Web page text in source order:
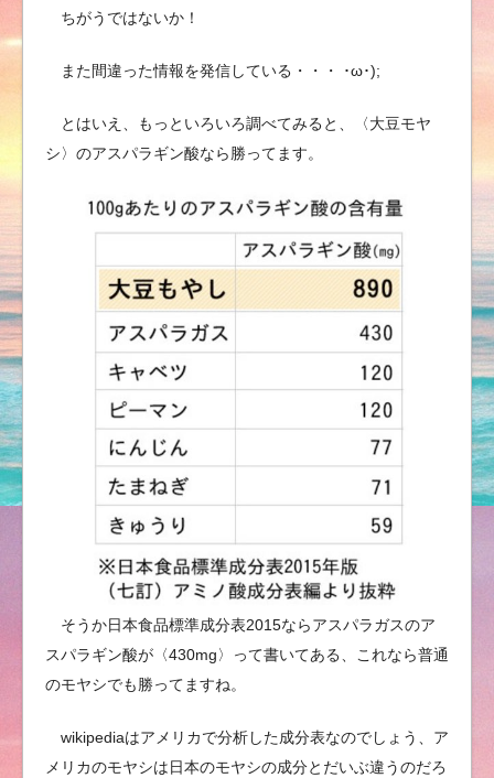
ちがうではないか！
また間違った情報を発信している・・・ ･ω･);
とはいえ、もっといろいろ調べてみると、〈大豆モヤ
シ〉のアスパラギン酸なら勝ってます。
そうか日本食品標準成分表2015ならアスパラガスのア
スパラギン酸が〈430mg〉って書いてある、これなら普通
のモヤシでも勝ってますね。
wikipediaはアメリカで分析した成分表なのでしょう、ア
メリカのモヤシは日本のモヤシの成分とだいぶ違うのだろ